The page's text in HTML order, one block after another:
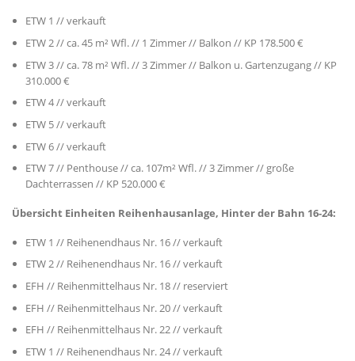
ETW 1 // verkauft
ETW 2 // ca. 45 m² Wfl. // 1 Zimmer // Balkon // KP 178.500 €
ETW 3 // ca. 78 m² Wfl. // 3 Zimmer // Balkon u. Gartenzugang // KP
310.000 €
ETW 4 // verkauft
ETW 5 // verkauft
ETW 6 // verkauft
ETW 7 // Penthouse // ca. 107m² Wfl. // 3 Zimmer // große
Dachterrassen // KP 520.000 €
Übersicht Einheiten Reihenhausanlage, Hinter der Bahn 16-24:
ETW 1 // Reihenendhaus Nr. 16 // verkauft
ETW 2 // Reihenendhaus Nr. 16 // verkauft
EFH // Reihenmittelhaus Nr. 18 // reserviert
EFH // Reihenmittelhaus Nr. 20 // verkauft
EFH // Reihenmittelhaus Nr. 22 // verkauft
ETW 1 // Reihenendhaus Nr. 24 // verkauft